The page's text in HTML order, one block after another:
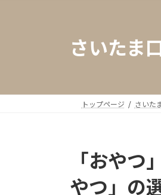
さいたま
トップページ さいた
「おや
やつ」の